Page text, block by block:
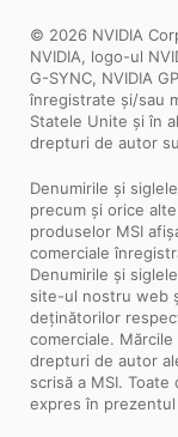
© 2026 NVIDIA
NVIDIA, logo-ul
G-SYNC, NVIDIA
înregistrate și/sau
Statele Unite și în
drepturi de autor
Denumirile și
precum și orice
produselor MSI
comerciale
Denumirile și
site-ul nostru web
deținătorilor
comerciale.
drepturi de autor
scrisă a MSI.
expres în